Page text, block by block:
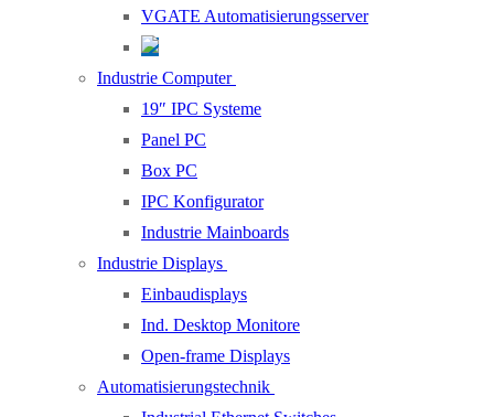
VGATE Automatisierungsserver
Industrie Computer
19″ IPC Systeme
Panel PC
Box PC
IPC Konfigurator
Industrie Mainboards
Industrie Displays
Einbaudisplays
Ind. Desktop Monitore
Open-frame Displays
Automatisierungstechnik